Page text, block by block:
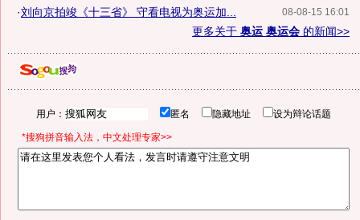
08-08-15 16:01
·刘向京拍竣《十三省》 守看电视为奥运加...
更多关于 奥运 奥运会 的新闻>>
用户： 匿名 隐藏地址 设为辩论话题
*搜狗拼音输入法，中文处理专家>>